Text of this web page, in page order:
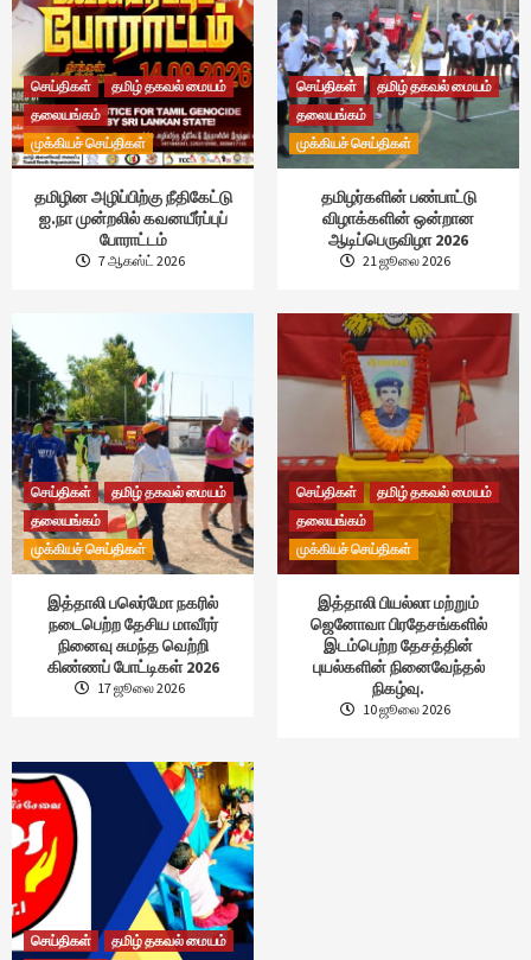
செய்திகள்
தமிழ் தகவல் மையம்
தலையங்கம்
முக்கியச் செய்திகள்
தமிழின அழிப்பிற்கு நீதிகேட்டு
ஐ.நா முன்றலில் கவனயீர்ப்புப்
போராட்டம்
7 ஆகஸ்ட் 2026
செய்திகள்
தமிழ் தகவல் மையம்
தலையங்கம்
முக்கியச் செய்திகள்
தமிழர்களின் பண்பாட்டு
விழாக்களின் ஒன்றான
ஆடிப்பெருவிழா 2026
21 ஜூலை 2026
செய்திகள்
தமிழ் தகவல் மையம்
தலையங்கம்
முக்கியச் செய்திகள்
இத்தாலி பலெர்மோ நகரில்
நடைபெற்ற தேசிய மாவீரர்
நினைவு சுமந்த வெற்றி
கிண்ணப் போட்டிகள் 2026
17 ஜூலை 2026
செய்திகள்
தமிழ் தகவல் மையம்
தலையங்கம்
முக்கியச் செய்திகள்
இத்தாலி பியல்லா மற்றும்
ஜெனோவா பிரதேசங்களில்
இடம்பெற்ற தேசத்தின்
புயல்களின் நினைவேந்தல்
நிகழ்வு.
10 ஜூலை 2026
செய்திகள்
தமிழ் தகவல் மையம்